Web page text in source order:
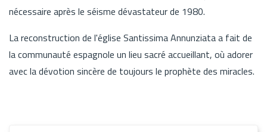
nécessaire après le séisme dévastateur de 1980.
La reconstruction de l'église Santissima Annunziata a fait de
la communauté espagnole un lieu sacré accueillant, où adorer
avec la dévotion sincère de toujours le prophète des miracles.